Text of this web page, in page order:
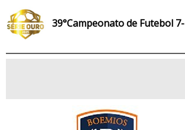
39°Campeonato de Futebol